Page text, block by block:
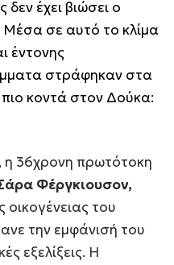
έχει βιώσει ο
Μέσα σε αυτό το κλίμα
έντονης
στράφηκαν στα
κοντά στον Δούκα:
, η 36χρονη πρωτότοκη
Φέργκιουσον,
οικογένειας του
την εμφάνισή του
εξελίξεις. Η